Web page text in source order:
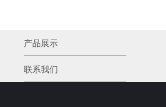
产品展示
联系我们